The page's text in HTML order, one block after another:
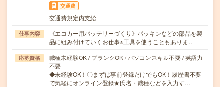
交通費
交通費規定内支給
仕事内容
《エコカー用バッテリーづくり》パッキンなどの部品を製
品に組み付けていくお仕事※工具を使うこともありま…
応募資格
職種未経験OK / ブランクOK / パソコンスキル不要 / 英語力
不要
◆未経験OK！〇まずは事前登録だけでもOK！履歴書不要
で気軽にオンライン登録★氏名・職種などを入力す…